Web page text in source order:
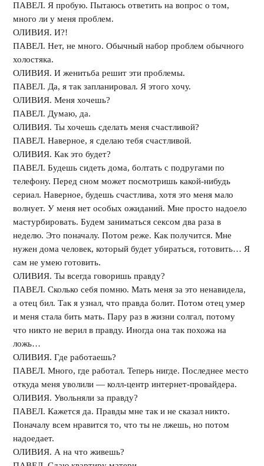
ПАВЕЛ. Я пробую. Пытаюсь ответить на вопрос о том,
много ли у меня проблем.
ОЛИВИЯ. И?!
ПАВЕЛ. Нет, не много. Обычный набор проблем обычного
холостяка.
ОЛИВИЯ. И женитьба решит эти проблемы.
ПАВЕЛ. Да, я так запланировал. Я этого хочу.
ОЛИВИЯ. Меня хочешь?
ПАВЕЛ. Думаю, да.
ОЛИВИЯ. Ты хочешь сделать меня счастливой?
ПАВЕЛ. Наверное, я сделаю тебя счастливой.
ОЛИВИЯ. Как это будет?
ПАВЕЛ. Будешь сидеть дома, болтать с подругами по
телефону. Перед сном может посмотришь какой-нибудь
сериал. Наверное, будешь счастлива, хотя это меня мало
волнует. У меня нет особых ожиданий. Мне просто надоело
мастурбировать. Будем заниматься сексом два раза в
неделю. Это поначалу. Потом реже. Как получится. Мне
нужен дома человек, который будет убираться, готовить… Я
сам не умею готовить.
ОЛИВИЯ. Ты всегда говоришь правду?
ПАВЕЛ. Сколько себя помню. Мать меня за это ненавидела,
а отец бил. Так я узнал, что правда болит. Потом отец умер
и меня стала бить мать. Пару раз в жизни солгал, потому
что никто не верил в правду. Иногда она так похожа на
ложь…
ОЛИВИЯ. Где работаешь?
ПАВЕЛ. Много, где работал. Теперь нигде. Последнее место
откуда меня уволили — колл-центр интернет-провайдера.
ОЛИВИЯ. Увольняли за правду?
ПАВЕЛ. Кажется да. Правды мне так и не сказал никто.
Поначалу всем нравится то, что ты не лжешь, но потом
надоедает.
ОЛИВИЯ. А на что живешь?